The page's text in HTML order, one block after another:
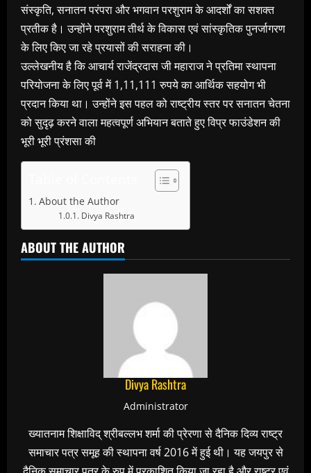
संस्कृति, सनातन परंपरा और भगवान परशुराम के आदर्शों का सशक्त
प्रतीक है। उन्होंने परशुराम तीर्थ के विकास एवं सांस्कृतिक पुनर्जागरण
के लिए किए जा रहे प्रयासों की सराहना की।
उल्लेखनीय है कि आचार्य राजेंद्रदास जी महाराज ने प्रतिमा स्थापना
परियोजना के लिए पूर्व में 1,11,111 रुपये का आर्थिक सहयोग भी
प्रदान किया था। उन्होंने इस पहल को राष्ट्रीय स्तर पर सनातन चेतना
को सुदृढ़ करने वाला महत्वपूर्ण अभियान बताते हुए विप्र फाउंडेशन की
भूरी भूरी प्रंशसा की
About the Author
Divya Rashtra
ABOUT THE AUTHOR
Divya Rashtra
Administrator
ख्यातनाम शिक्षाविद् श्रीबल्लभ शर्मा की प्रेरणा से दैनिक दिव्य राष्ट्र
समाचार पत्र समूह की स्थापना वर्ष 2016 में हुई थी। यह जयपुर से